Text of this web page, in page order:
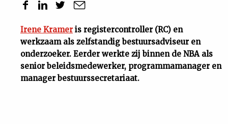
Irene Krameris registercontroller (RC) en
werkzaam als zelfstandig bestuursadviseur en
onderzoeker. Eerder werkte zij binnen de NBA als
senior beleidsmedewerker, programmamanager en
manager bestuurssecretariaat.